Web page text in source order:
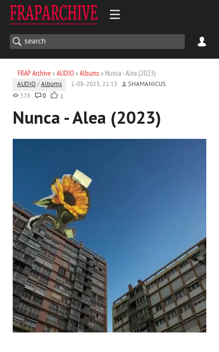
FRAP Archive» AUDIO» Albums» Nunca - Alea (2023)
AUDIO /Albums 1-08-2023, 21:13
SHAMANICUS
578
0 1
Nunca - Alea (2023)